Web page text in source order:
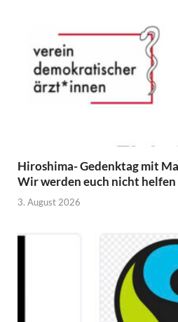
Hiroshima- Gedenktag mit
Wir werden euch nicht
3. August 2026